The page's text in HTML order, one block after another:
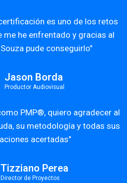
es uno de los retos
me he enfrentado y gracias al
pude conseguirlo"
Jason Borda
Productor Audiovisual
PMP®, quiero agradecer al
su metodología y todas sus
acertadas"
Tizziano Perea
Director de Proyectos